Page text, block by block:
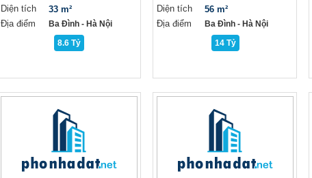
Diện tích
Địa điểm
33 m²
Ba Đình - Hà Nội
8.6 Tỷ
Diện tích
Địa điểm
56 m²
Ba Đình - Hà Nội
14 Tỷ